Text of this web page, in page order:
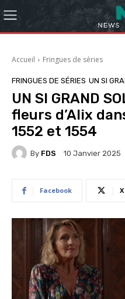
Accueil Fringues de séries
FRINGUES DE SÉRIES UN SI
UN SI GRAND
fleurs d’Alix
1552 et 1554
By FDS 10 Janvier 2025
Facebook X